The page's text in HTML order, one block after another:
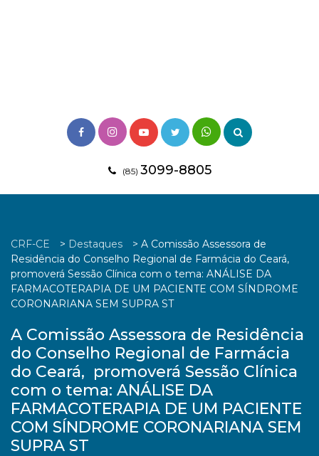
(85) 3099-8805
CRF-CE > Destaques > A Comissão Assessora de
Residência do Conselho Regional de Farmácia do Ceará,
promoverá Sessão Clínica com o tema: ANÁLISE DA
FARMACOTERAPIA DE UM PACIENTE COM SÍNDROME
CORONARIANA SEM SUPRA ST
A Comissão Assessora de Residência
do Conselho Regional de Farmácia
do Ceará, promoverá Sessão Clínica
com o tema: ANÁLISE DA
FARMACOTERAPIA DE UM PACIENTE
COM SÍNDROME CORONARIANA SEM
SUPRA ST